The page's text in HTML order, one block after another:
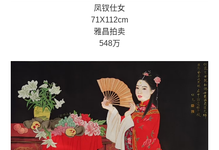
凤钗仕女
71X112cm
雅昌拍卖
548万